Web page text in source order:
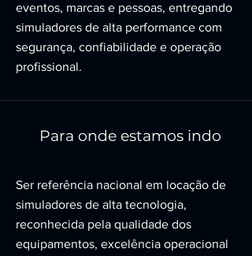
eventos, marcas e pessoas, entregando
simuladores de alta performance com
segurança, confiabilidade e operação
profissional.
Para onde estamos indo
Ser referência nacional em locação de
simuladores de alta tecnologia,
reconhecida pela qualidade dos
equipamentos, excelência operacional